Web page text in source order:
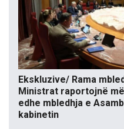
Ekskluzive/ Rama
Ministrat raportojnë
edhe mbledhja e
kabinetin